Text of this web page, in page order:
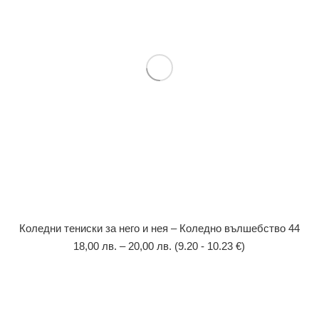
Коледни тениски за него и нея – Коледно вълшебство 44
18,00 лв. – 20,00 лв. (9.20 - 10.23 €)